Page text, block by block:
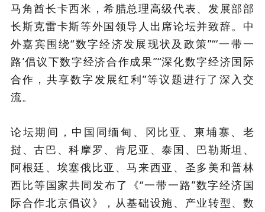
马角酋长卡西米，希腊总理高级代表、发展部部
长斯克雷卡斯等外国领导人出席论坛并致辞。中
外嘉宾围绕“数字经济发展现状及政策”“‘一带一
路’倡议下数字经济合作成果”“深化数字经济国际
合作，共享数字发展红利”等议题进行了深入交
流。
论坛期间，中国同缅甸、冈比亚、柬埔寨、老
挝、古巴、科摩罗、肯尼亚、泰国、巴勒斯坦、
阿根廷、埃塞俄比亚、马来西亚、圣多美和普林
西比等国家共同发布了《“一带一路”数字经济国
际合作北京倡议》，从基础设施、产业转型、数